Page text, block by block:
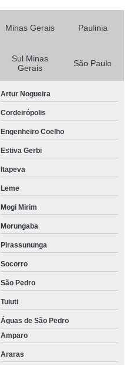
Minas Gerais Paulinia
Sul Minas
Gerais
São Paulo
Artur Nogueira
Cordeirópolis
Engenheiro Coelho
Estiva Gerbi
Itapeva
Leme
Mogi Mirim
Morungaba
Pirassununga
Socorro
São Pedro
Tuiuti
Águas de São Pedro
Amparo
Araras